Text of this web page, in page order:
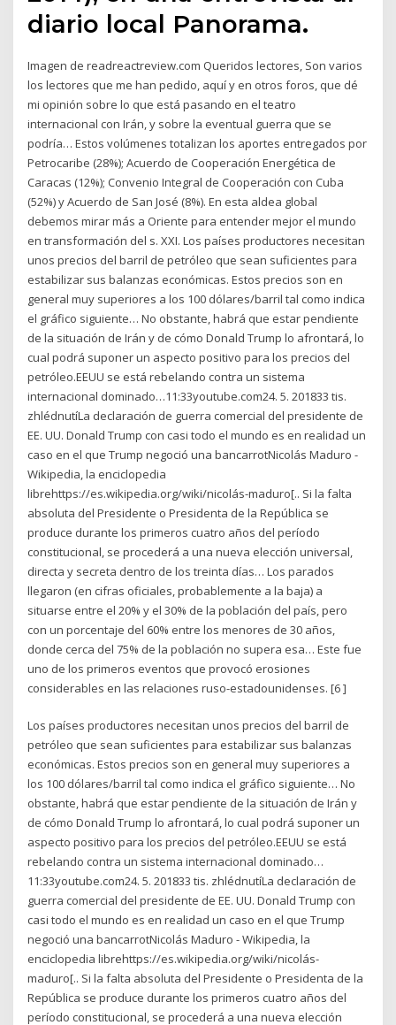
diario local Panorama.
Imagen de readreactreview.com Queridos lectores, Son varios
los lectores que me han pedido, aquí y en otros foros, que dé
mi opinión sobre lo que está pasando en el teatro
internacional con Irán, y sobre la eventual guerra que se
podría… Estos volúmenes totalizan los aportes entregados por
Petrocaribe (28%); Acuerdo de Cooperación Energética de
Caracas (12%); Convenio Integral de Cooperación con Cuba
(52%) y Acuerdo de San José (8%). En esta aldea global
debemos mirar más a Oriente para entender mejor el mundo
en transformación del s. XXI. Los países productores necesitan
unos precios del barril de petróleo que sean suficientes para
estabilizar sus balanzas económicas. Estos precios son en
general muy superiores a los 100 dólares/barril tal como indica
el gráfico siguiente… No obstante, habrá que estar pendiente
de la situación de Irán y de cómo Donald Trump lo afrontará, lo
cual podrá suponer un aspecto positivo para los precios del
petróleo.EEUU se está rebelando contra un sistema
internacional dominado…11:33youtube.com24. 5. 201833 tis.
zhlédnutíLa declaración de guerra comercial del presidente de
EE. UU. Donald Trump con casi todo el mundo es en realidad un
caso en el que Trump negoció una bancarrotNicolás Maduro -
Wikipedia, la enciclopedia
librehttps://es.wikipedia.org/wiki/nicolás-maduro[.. Si la falta
absoluta del Presidente o Presidenta de la República se
produce durante los primeros cuatro años del período
constitucional, se procederá a una nueva elección universal,
directa y secreta dentro de los treinta días… Los parados
llegaron (en cifras oficiales, probablemente a la baja) a
situarse entre el 20% y el 30% de la población del país, pero
con un porcentaje del 60% entre los menores de 30 años,
donde cerca del 75% de la población no supera esa… Este fue
uno de los primeros eventos que provocó erosiones
considerables en las relaciones ruso-estadounidenses. [6 ]
Los países productores necesitan unos precios del barril de
petróleo que sean suficientes para estabilizar sus balanzas
económicas. Estos precios son en general muy superiores a
los 100 dólares/barril tal como indica el gráfico siguiente… No
obstante, habrá que estar pendiente de la situación de Irán y
de cómo Donald Trump lo afrontará, lo cual podrá suponer un
aspecto positivo para los precios del petróleo.EEUU se está
rebelando contra un sistema internacional dominado…
11:33youtube.com24. 5. 201833 tis. zhlédnutíLa declaración de
guerra comercial del presidente de EE. UU. Donald Trump con
casi todo el mundo es en realidad un caso en el que Trump
negoció una bancarrotNicolás Maduro - Wikipedia, la
enciclopedia librehttps://es.wikipedia.org/wiki/nicolás-
maduro[.. Si la falta absoluta del Presidente o Presidenta de la
República se produce durante los primeros cuatro años del
período constitucional, se procederá a una nueva elección